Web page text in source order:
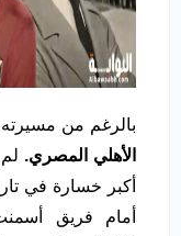
بالرغم من مسيرته
الأهلي المصري.
أكبر خسارة في